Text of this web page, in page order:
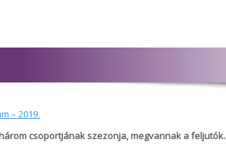
– 2019.
csoportjának szezonja, megvannak a feljutók.